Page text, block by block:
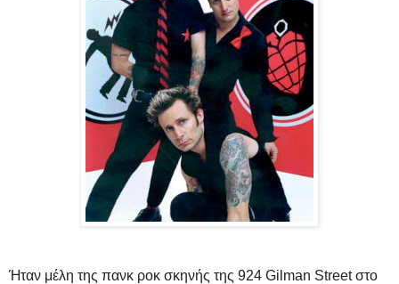
Ήταν μέλη της πανκ ροκ σκηνής της 924 Gilman Street στο